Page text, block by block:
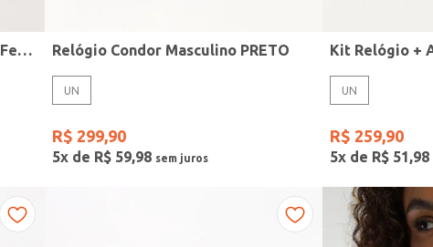
Kit Relógio + Acessório Condor Feminino DOURADO Relógio Condor Masculino PRETO
UN
R$ 299,90
5x de R$ 59,98
UN
R$ 259,90
5x de R$ 51 ,98